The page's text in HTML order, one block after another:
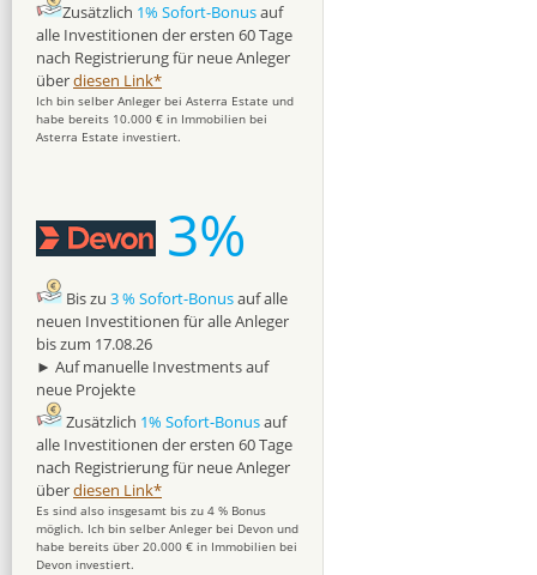
Zusätzlich 1% Sofort-Bonusauf
alle Investitionen der ersten 60 Tage
nach Registrierung für neue Anleger
überdiesen Link*
Ich bin selber Anleger bei Asterra Estate und
habe bereits 10.000 € in Immobilien bei
Asterra Estate investiert.
3%
Bis zu 3 % Sofort-Bonusauf alle
neuen Investitionen für alle Anleger
bis zum 17.08.26
► Auf manuelle Investments auf
neue Projekte
Zusätzlich 1% Sofort-Bonusauf
alle Investitionen der ersten 60 Tage
nach Registrierung für neue Anleger
überdiesen Link*
Es sind also insgesamt bis zu 4 % Bonus
möglich. Ich bin selber Anleger bei Devon und
habe bereits über 20.000 € in Immobilien bei
Devon investiert.